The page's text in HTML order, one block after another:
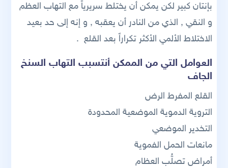
بإنتان كبير لكن يمكن أن يختلط سريرياً مع التهاب العظم
و النقي , الذي من النادر أن يعقبه , و إنه إلى حد بعيد
الاختلاط الألمي الأكثر تكراراً بعد القلع .
العوامل التي من الممكن أنتسبب التهاب السنخ
الجاف
القلع المفرط الرض
التروية الدموية الموضعية المحدودة
التخدير الموضعي
مانعات الحمل الفموية
أمراض تصلُّب العظام